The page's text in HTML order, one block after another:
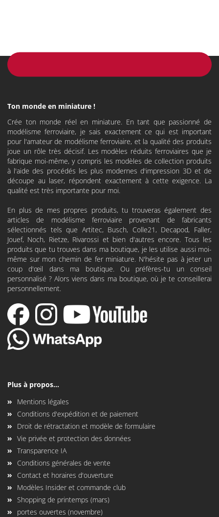
Ton monde en miniature !
Crée ton monde réel en miniature. En tant que passionné de
modélisme ferroviaire, je sais exactement ce qui est important
pour l'amateur de modélisme ferroviaire, et la qualité des produits
joue un rôle très décisif. Les modèles réduits ferroviaires que je
fabrique moi-même, y compris les modèles de collection produits
à l'aide des procédés les plus modernes d'impression 3D et de
découpe au laser, répondent exactement à cette exigence. La
qualité est très importante pour moi.
En plus de mes propres produits, tu trouveras également des
articles de modélisme ferroviaire provenant de fabricants
sélectionnés tels que Artitec, Busch, Colle21 , Decapod, Faller,
Jouef, Noch, Rietze, Rivarossi et bien d'autres encore. Tous les
produits que tu trouves dans ma boutique, je les utilise aussi moi-
même sur mon chemin de fer miniature. N'hésite pas à jeter un
coup d'œil dans ma boutique. Ou préfères-tu un conseil
personnalisé ? Alors viens dans ma boutique, où je te conseillerai
personnellement.
Plus à propos...
Mentions légales
Conditions d'expédition et de paiement
Droit de rétractation et modèle de formulaire
Vie privée et protection des données
Transparence IA
Conditions générales de vente
Contact et horaires d'ouverture
Modèles Insider et commande club
Shopping de printemps (mars)
portes ouvertes (novembre)